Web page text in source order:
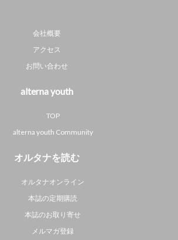
会社概要
アクセス
お問い合わせ
alterna youth
TOP
alterna youth Community
オルタナを読む
オルタナオンライン
本誌の定期購読
本誌のお取り寄せ
メルマガ登録